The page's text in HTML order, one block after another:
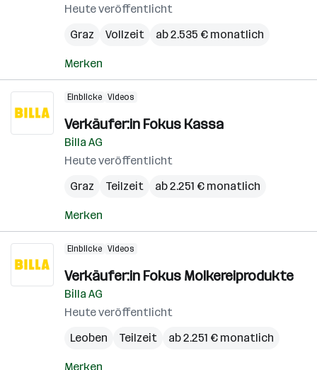
Heute veröffentlicht
Graz
Vollzeit ab 2.535 € monatlich
Merken
Einblicke Videos
Verkäufer:in Fokus Kassa
Billa AG
Heute veröffentlicht
Graz
Teilzeit ab 2.251 € monatlich
Merken
Einblicke Videos
Verkäufer:in Fokus Molkereiprodukte
Billa AG
Heute veröffentlicht
Leoben
Teilzeit ab 2.251 € monatlich
Merken